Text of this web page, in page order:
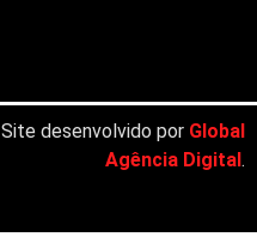
Site desenvolvido por Global
Agência Digital.